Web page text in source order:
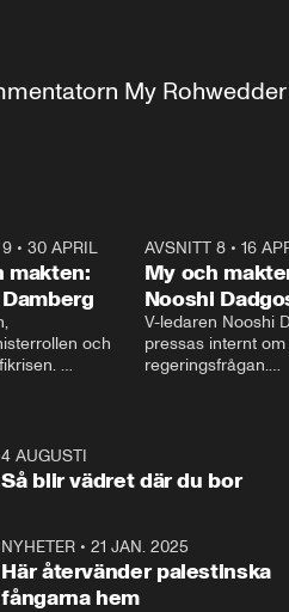
My
• 30 APRIL
makten:
och
och Makten.
AVSNITT 8• 16
My och
Nooshi
V-ledaren Nooshi
pressas internt om
regeringsfrågan.
– Vi ställer upp i
vara med så sitter
4 AUGUSTI
Så blir vädret där du bor
NYHETER •21 JAN. 2025
Här återvänder palestinska
fångarna hem